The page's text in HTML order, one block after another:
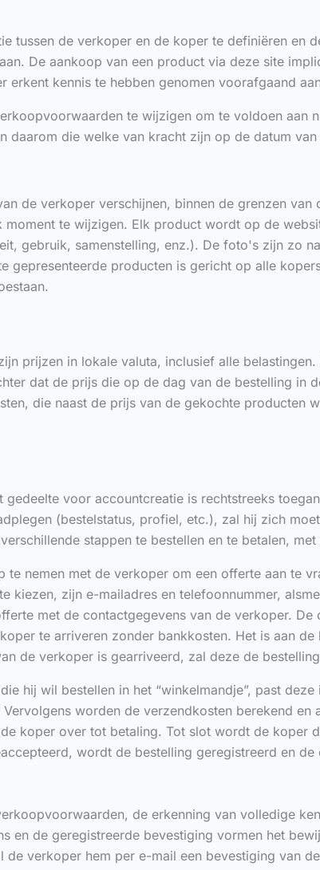
tussen de verkoper en de koper te definiëren en
De aankoop van een product via deze site
kennis te hebben genomen voorafgaand
te wijzigen om te voldoen aan
daarom die welke van kracht zijn op de datum
de verkoper verschijnen, binnen de grenzen
te wijzigen. Elk product wordt op de
gebruik, samenstelling, enz.). De foto's zijn zo
producten is gericht op alle
prijzen in lokale valuta, inclusief alle
dat de prijs die op de dag van de bestelling in
die naast de prijs van de gekochte producten
voor accountcreatie is rechtstreeks
(bestelstatus, profiel, etc.), zal hij zich
stappen te bestellen en te betalen,
nemen met de verkoper om een offerte aan te
kiezen, zijn e-mailadres en telefoonnummer,
met de contactgegevens van de verkoper.
te arriveren zonder bankkosten. Het is aan
de verkoper is gearriveerd, zal deze de
hij wil bestellen in het “winkelmandje”, past
worden de verzendkosten berekend
koper over tot betaling. Tot slot wordt de koper
wordt de bestelling geregistreerd en
de erkenning van volledige
en de geregistreerde bevestiging vormen het
verkoper hem per e-mail een bevestiging van